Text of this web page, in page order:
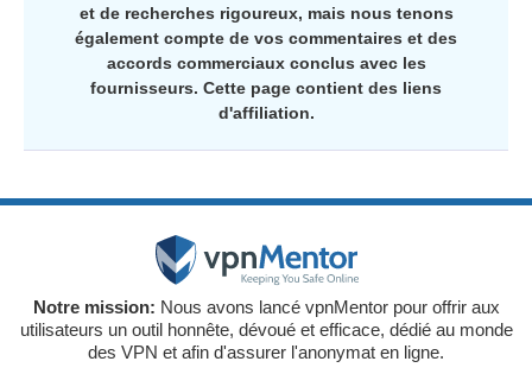
et de recherches rigoureux, mais nous tenons
également compte de vos commentaires et des
accords commerciaux conclus avec les
fournisseurs. Cette page contient des liens
d'affiliation.
Notre mission: Nous avons lancé vpnMentor pour offrir aux
utilisateurs un outil honnête, dévoué et efficace, dédié au monde
des VPN et afin d'assurer l'anonymat en ligne.